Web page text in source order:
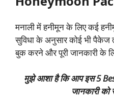
मनालीमें हनीमून के लिए कई
सुविधा के अनुसार कोई भी
बुक करने और पूरी जानकारी के
मुझे आशा है कि आप इस5
जानकारी